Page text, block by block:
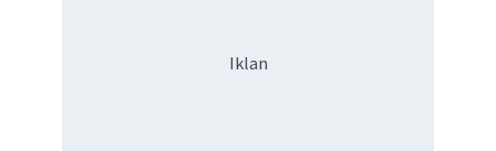
Iklan